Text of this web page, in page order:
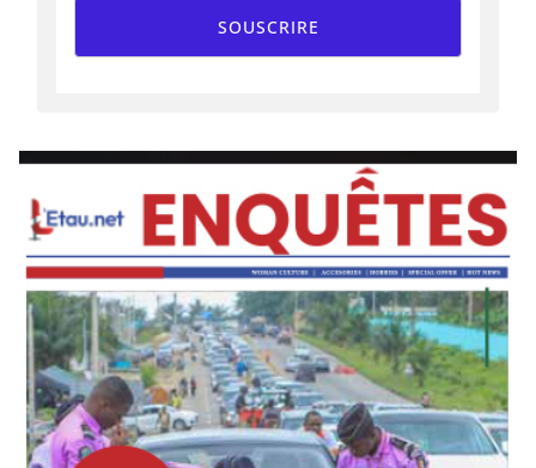
SOUSCRIRE